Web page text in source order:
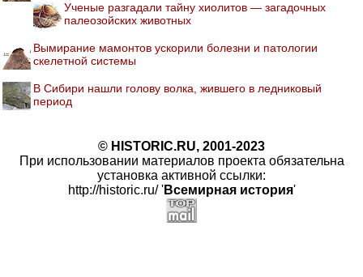
Ученые разгадали тайну хиолитов — загадочных
палеозойских животных
Вымирание мамонтов ускорили болезни и патологии
скелетной системы
В Сибири нашли голову волка, жившего в ледниковый
период
© HISTORIC.RU, 2001-2023
При использовании материалов проекта обязательна
установка активной ссылки:
http://historic.ru/ 'Всемирная история'